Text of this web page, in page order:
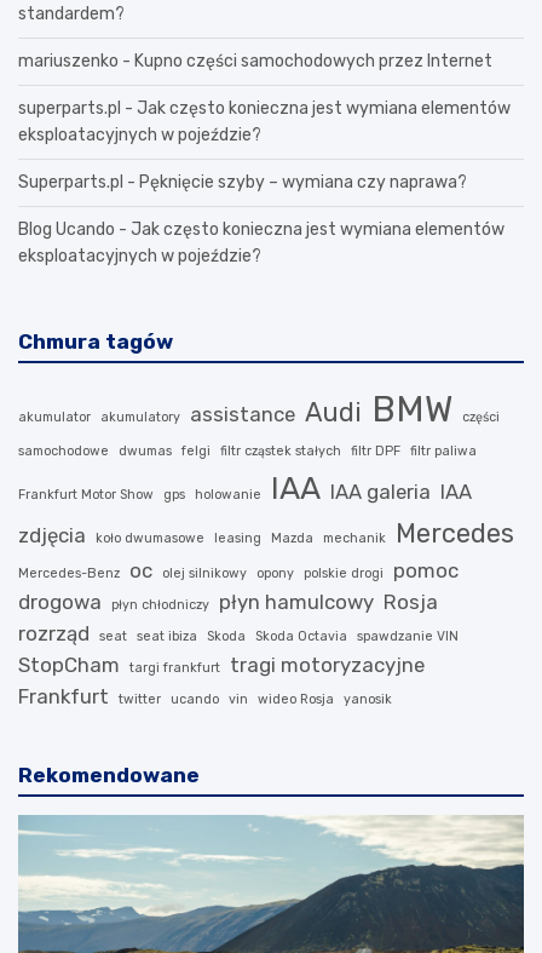
standardem?
mariuszenko - Kupno części samochodowych przez Internet
superparts.pl - Jak często konieczna jest wymiana elementów
eksploatacyjnych w pojeździe?
Superparts.pl - Pęknięcie szyby – wymiana czy naprawa?
Blog Ucando - Jak często konieczna jest wymiana elementów
eksploatacyjnych w pojeździe?
Chmura tagów
akumulator akumulatory assistance Audi BMW części
samochodowe dwumas felgi filtr cząstek stałych filtr DPF filtr paliwa
Frankfurt Motor Show gps holowanie IAA IAA galeria IAA
zdjęcia
koło dwumasowe leasing Mazda mechanik Mercedes
Mercedes-Benz oc olej silnikowy opony polskie drogi
pomoc
drogowa
płyn chłodniczy płyn hamulcowy Rosja
rozrząd
seat seat ibiza Skoda Skoda Octavia spawdzanie VIN
StopCham targi frankfurt
tragi motoryzacyjne
Frankfurt
twitter ucando vin wideo Rosja yanosik
Rekomendowane